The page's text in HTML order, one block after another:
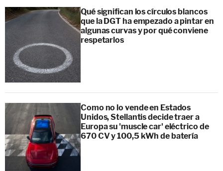
Qué significan los círculos blancos
que la DGT ha empezado a pintar en
algunas curvas y por qué conviene
respetarlos
Como no lo vende en Estados
Unidos, Stellantis decide traer a
Europa su 'muscle car' eléctrico de
670 CV y 100,5 kWh de batería